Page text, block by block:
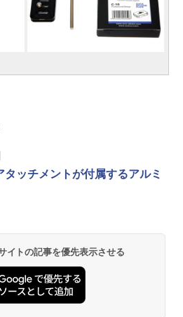
タッチメントが付属するアルミ
イトの記事を優先表示させる